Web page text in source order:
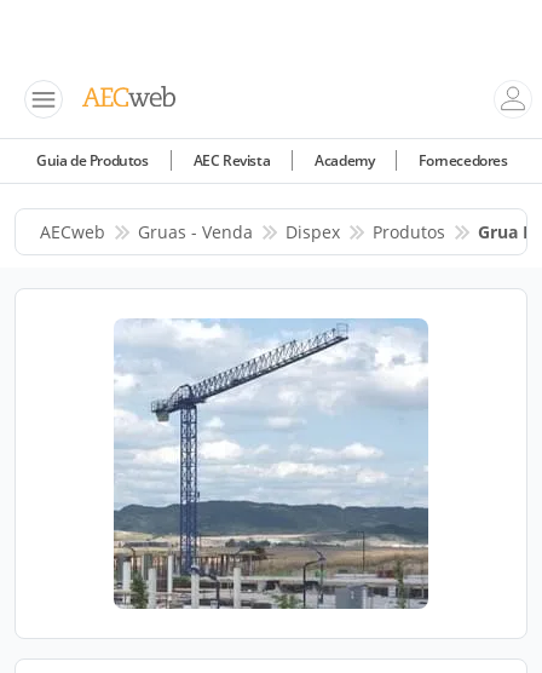
Guia de Produtos AEC Revista Academy Fornecedores
AECweb Gruas - Venda Dispex Produtos Grua